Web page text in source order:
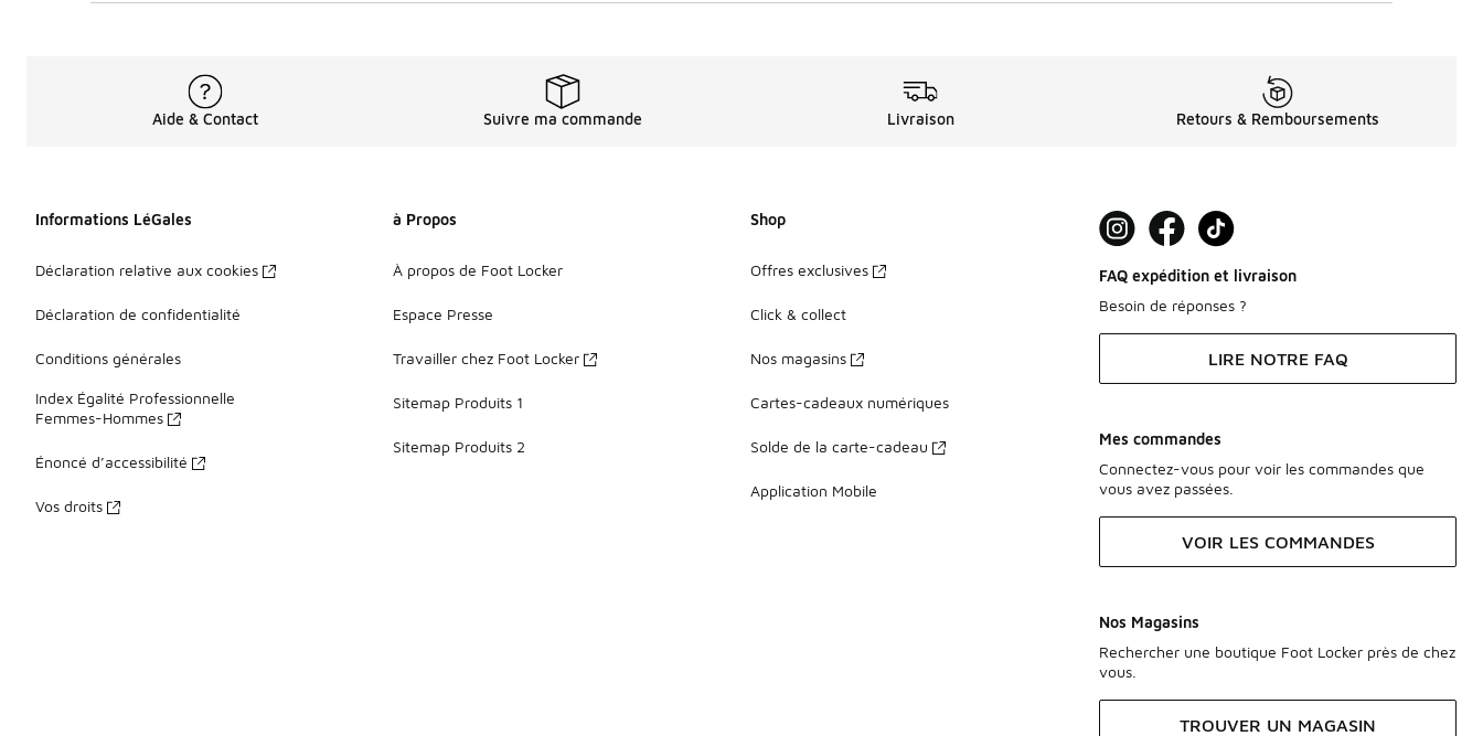
Aide & Contact Suivre ma commande Livraison Retours & Remboursements
Informations LéGales
Déclaration relative aux cookies
Déclaration de confidentialité
Conditions générales
Index Égalité Professionnelle
Femmes-Hommes
Énoncé d’accessibilité
Vos droits
à Propos
À propos de Foot Locker
Espace Presse
Travailler chez Foot Locker
Sitemap Produits 1
Sitemap Produits 2
Shop
Offres exclusives
Click & collect
Nos magasins
Cartes-cadeaux numériques
Solde de la carte-cadeau
Application Mobile
FAQ expédition et livraison
Besoin de réponses ?
LIRE NOTRE FAQ
Mes commandes
Connectez-vous pour voir les commandes que
vous avez passées.
VOIR LES COMMANDES
Nos Magasins
Rechercher une boutique Foot Locker près de chez
vous.
TROUVER UN MAGASIN